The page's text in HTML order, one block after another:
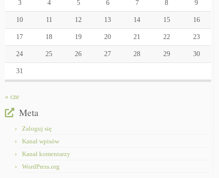
3 4 5 6 7 8 9
10 11 12 13 14 15 16
17 18 19 20 21 22 23
24 25 26 27 28 29 30
31
« cze
Meta
Zaloguj się
Kanał wpisów
Kanał komentarzy
WordPress.org